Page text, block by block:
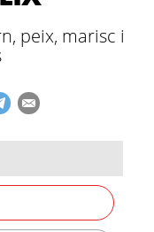
peix, marisc i